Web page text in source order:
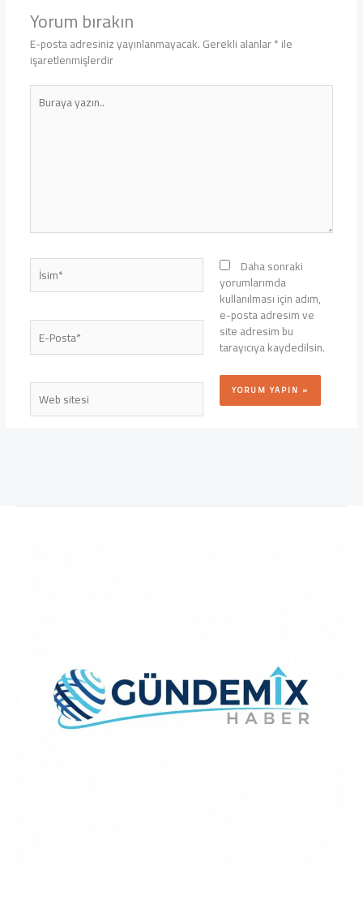
Yorum bırakın
E-posta adresiniz yayınlanmayacak.Gerekli alanlar*ile
işaretlenmişlerdir
Buraya
yazın..
İsim*
E-
Posta*
Web
sitesi
Daha sonraki
yorumlarımda
kullanılması için adım,
e-posta adresim ve
site adresim bu
tarayıcıya kaydedilsin.